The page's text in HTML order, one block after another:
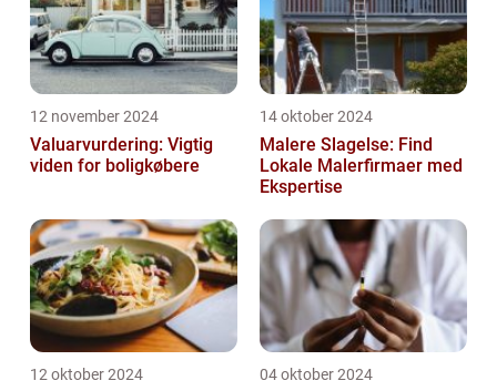
12 november 2024
Valuarvurdering: Vigtig
viden for boligkøbere
14 oktober 2024
Malere Slagelse: Find
Lokale Malerfirmaer med
Ekspertise
12 oktober 2024 04 oktober 2024